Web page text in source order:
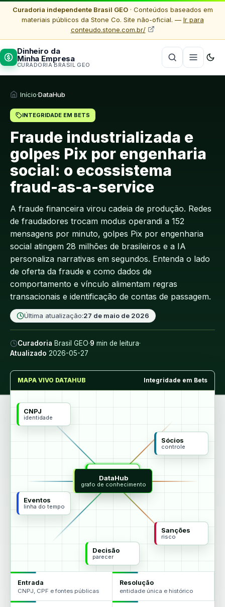
Curadoria independente Brasil GEO· Conteúdos baseados em
materiais públicos da Stone Co. Site não-oficial. — Ir para
conteudo.stone.com.br/
Dinheiro da
Minha Empresa
CURADORIA BRASIL GEO
Início·DataHub
INTEGRIDADE EM BETS
Fraude industrializada e
golpes Pix por engenharia
social: o ecossistema
fraud-as-a-service
A fraude financeira virou cadeia de produção. Redes
de fraudadores trocam modus operandi a 152
mensagens por minuto, golpes Pix por engenharia
social atingem 28 milhões de brasileiros e a IA
personaliza narrativas em segundos. Entenda o lado
de oferta da fraude e como dados de
comportamento e vínculo alimentam regras
transacionais e identificação de contas de passagem.
Última atualização:27 de maio de 2026
Curadoria Brasil GEO·9 min de leitura·
Atualizado 2026-05-27
MAPA VIVO DATAHUB Integridade em Bets
CNPJ
identidade
Sócios
controle
Eventos
linha do tempo
Sanções
risco
agentes
Decisão
parecer
DataHub
grafo de conhecimento
Entrada
CNPJ, CPF e fontes públicas
Resolução
entidade única e histórico